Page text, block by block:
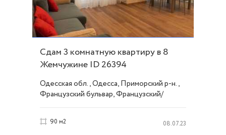
Сдам 3 комнатную квартиру в 8
Жемчужине ID 26394
Одесская обл., Одесса, Приморский р-н.,
Французский бульвар, Французский/
90 м2 08.07.23